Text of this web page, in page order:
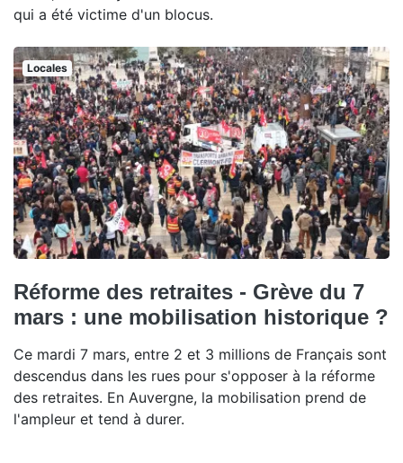
qui a été victime d'un blocus.
Locales
Réforme des retraites - Grève du 7
mars : une mobilisation historique ?
Ce mardi 7 mars, entre 2 et 3 millions de Français sont
descendus dans les rues pour s'opposer à la réforme
des retraites. En Auvergne, la mobilisation prend de
l'ampleur et tend à durer.